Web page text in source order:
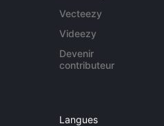
Vecteezy
Videezy
Devenir
contributeur
Langues